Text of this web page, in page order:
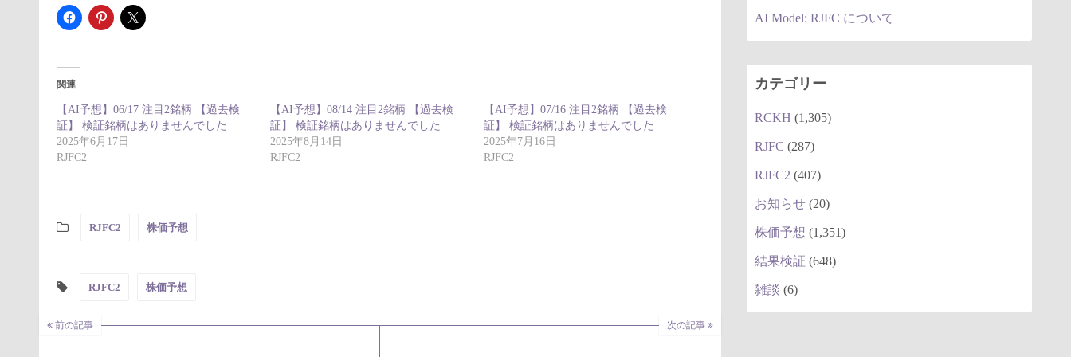
関連
【AI予想】06/17 注目2銘柄 【過去検
証】 検証銘柄はありませんでした
2025年6月17日
RJFC2
【AI予想】08/14 注目2銘柄 【過去検
証】 検証銘柄はありませんでした
2025年8月14日
RJFC2
【AI予想】07/16 注目2銘柄 【過去検
証】 検証銘柄はありませんでした
2025年7月16日
RJFC2
RJFC2 株価予想
RJFC2 株価予想
前の記事 次の記事
AI Model: RJFC について
カテゴリー
RCKH (1,305)
RJFC (287)
RJFC2 (407)
お知らせ (20)
株価予想 (1,351)
結果検証 (648)
雑談 (6)